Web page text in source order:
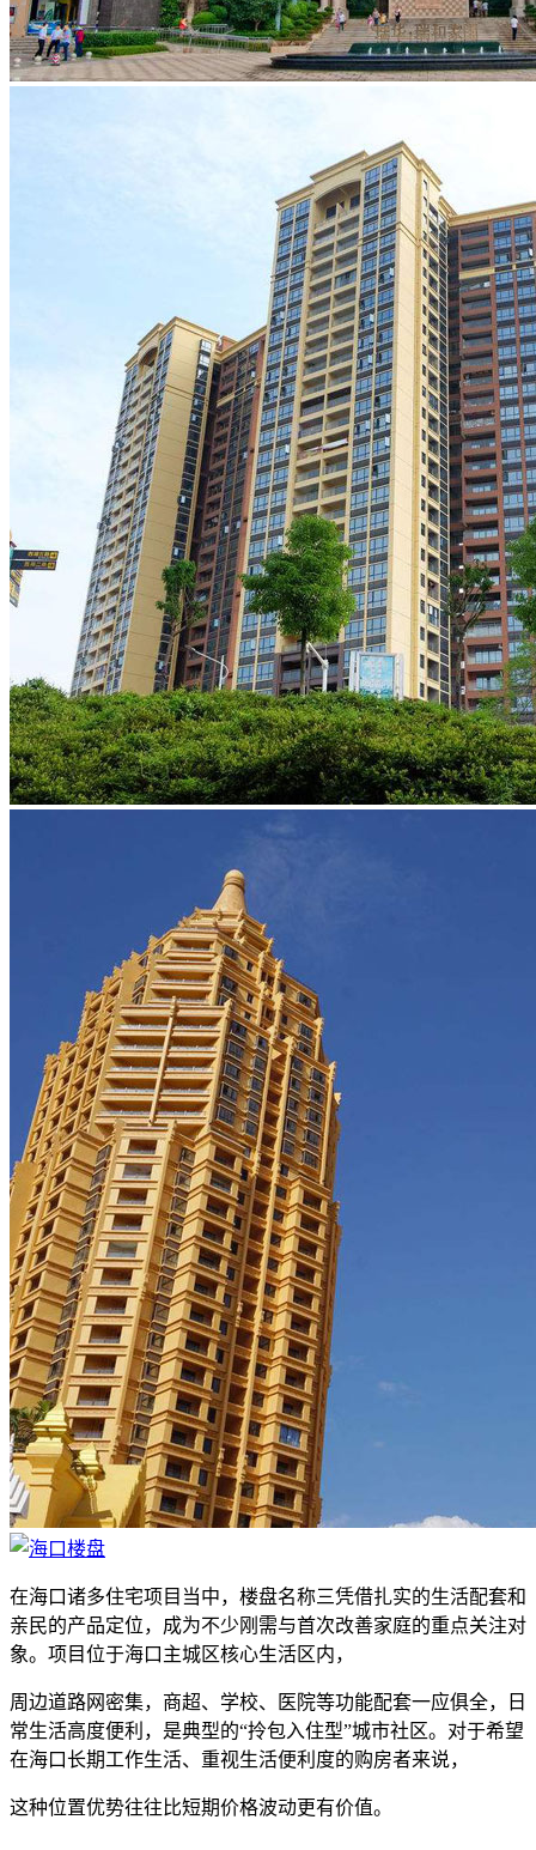
在海口诸多住宅项目当中，楼盘名称三凭借扎实的生活配套和
亲民的产品定位，成为不少刚需与首次改善家庭的重点关注对
象。项目位于海口主城区核心生活区内，
周边道路网密集，商超、学校、医院等功能配套一应俱全，日
常生活高度便利，是典型的“拎包入住型”城市社区。对于希望
在海口长期工作生活、重视生活便利度的购房者来说，
这种位置优势往往比短期价格波动更有价值。